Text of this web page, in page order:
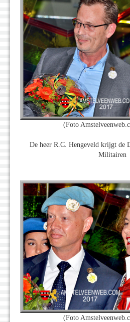
(Foto
De heer R.C. Hengeveld krijgt de
Militairen
(Foto